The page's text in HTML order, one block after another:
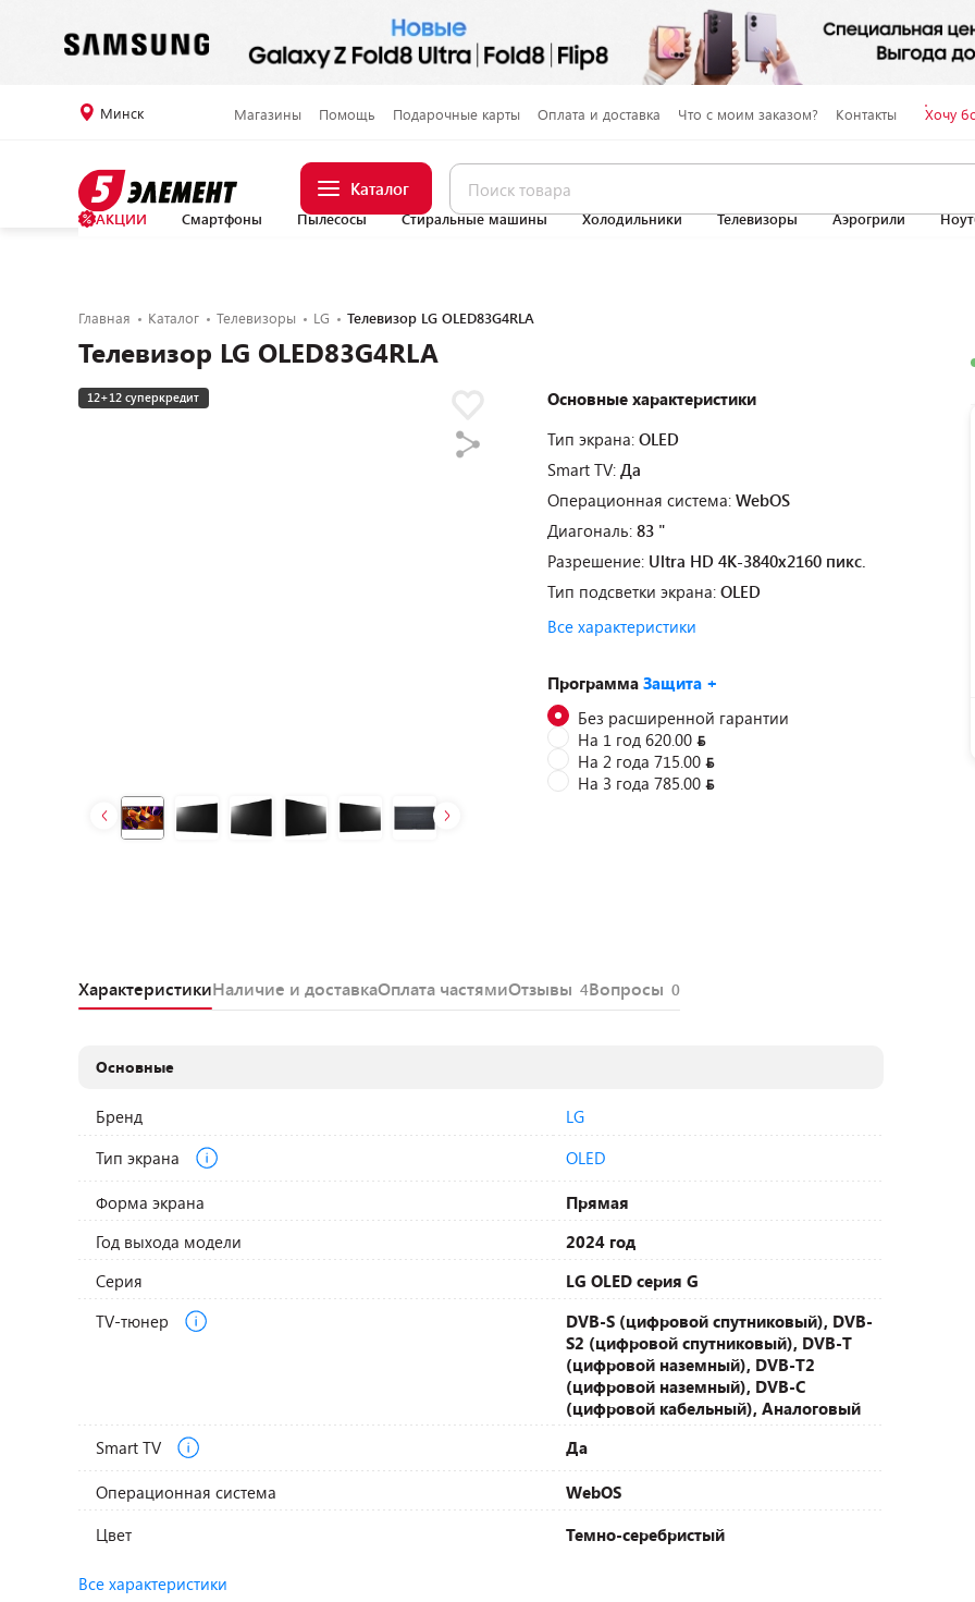
Минск Магазины Помощь Подарочные карты Оплата и доставка Что с моим заказом? Контакты Хочу
Каталог
АКЦИИ Смартфоны Пылесосы Стиральные машины Холодильники Телевизоры Аэрогрили
Главная Каталог Телевизоры LG Телевизор LG OLED83G4RLA
Телевизор LG OLED83G4RLA
12+12 суперкредит
Основные характеристики
Тип экрана: OLED
Smart TV: Да
Операционная система: WebOS
Диагональ: 83 "
Разрешение: Ultra HD 4K-3840x2160 пикс.
Тип подсветки экрана: OLED
Все характеристики
Программа Защита +
Без расширенной гарантии
На 1 год 620.00
На 2 года 715.00
На 3 года 785.00
ХарактеристикиНаличие и доставкаОплата частямиОтзывы 4Вопросы 0
Основные
Бренд
LG
Тип экрана
OLED
Форма экрана
Прямая
Год выхода модели
2024 год
Серия
LG OLED серия G
TV-тюнер
DVB-S (цифровой спутниковый), DVB-
S2 (цифровой спутниковый), DVB-T
(цифровой наземный), DVB-T2
(цифровой наземный), DVB-С
(цифровой кабельный), Аналоговый
Smart TV
Да
Операционная система
WebOS
Цвет
Темно-серебристый
Все характеристики